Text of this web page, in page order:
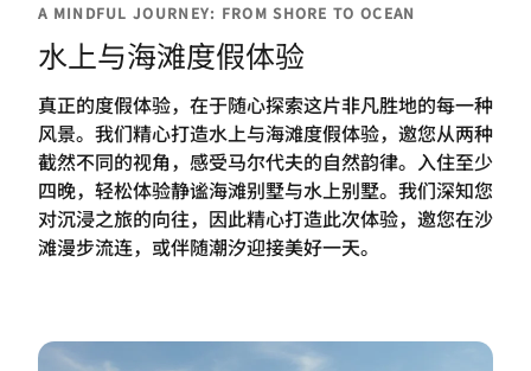
A MINDFUL JOURNEY: FROM SHORE TO OCEAN
水上与海滩度假体验
真正的度假体验，在于随心探索这片非凡胜地的每一种
风景。我们精心打造水上与海滩度假体验，邀您从两种
截然不同的视角，感受马尔代夫的自然韵律。入住至少
四晚，轻松体验静谧海滩别墅与水上别墅。我们深知您
对沉浸之旅的向往，因此精心打造此次体验，邀您在沙
滩漫步流连，或伴随潮汐迎接美好一天。